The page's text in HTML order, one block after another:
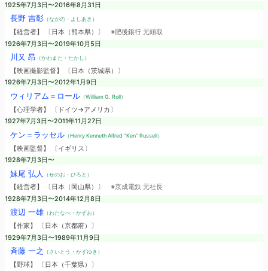
1925年7月3日〜2016年8月31日
長野 吉彰（ながの・よしあき）
【経営者】 〔日本（熊本県）〕 ※肥後銀行 元頭取
1926年7月3日〜2019年10月5日
川又 昂 （かわまた・たかし）
【映画撮影監督】 〔日本（茨城県）〕
1926年7月3日〜2012年1月9日
ウィリアム＝ロール（William G. Roll）
【心理学者】 〔ドイツ→アメリカ〕
1927年7月3日〜2011年11月27日
ケン＝ラッセル（Henry Kenneth Alfred “Ken” Russell）
【映画監督】 〔イギリス〕
1928年7月3日〜
妹尾 弘人 （せのお・ひろと）
【経営者】 〔日本（岡山県）〕 ※京成電鉄 元社長
1928年7月3日〜2014年12月8日
渡辺 一雄（わたなべ・かずお）
【作家】 〔日本（京都府）〕
1929年7月3日〜1989年11月9日
斉藤 一之 （さいとう・かずゆき）
【野球】 〔日本（千葉県）〕